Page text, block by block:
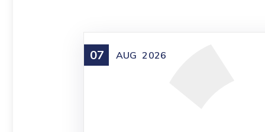
07 AUG 2026